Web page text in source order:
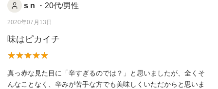
s n ・20代/男性
2020年07月13日
味はピカイチ
真っ赤な見た目に「辛すぎるのでは？」と思いましたが、全くそ
んなことなく、辛みが苦手な方でも美味しくいただからと思いま